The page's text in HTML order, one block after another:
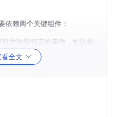
依赖两个关键组件：
听并响应特定的事件，如鼠标
NSEvent.addGlobalMonito
方法来添加全局事件
，并在用户与菜单栏交互时控
全文